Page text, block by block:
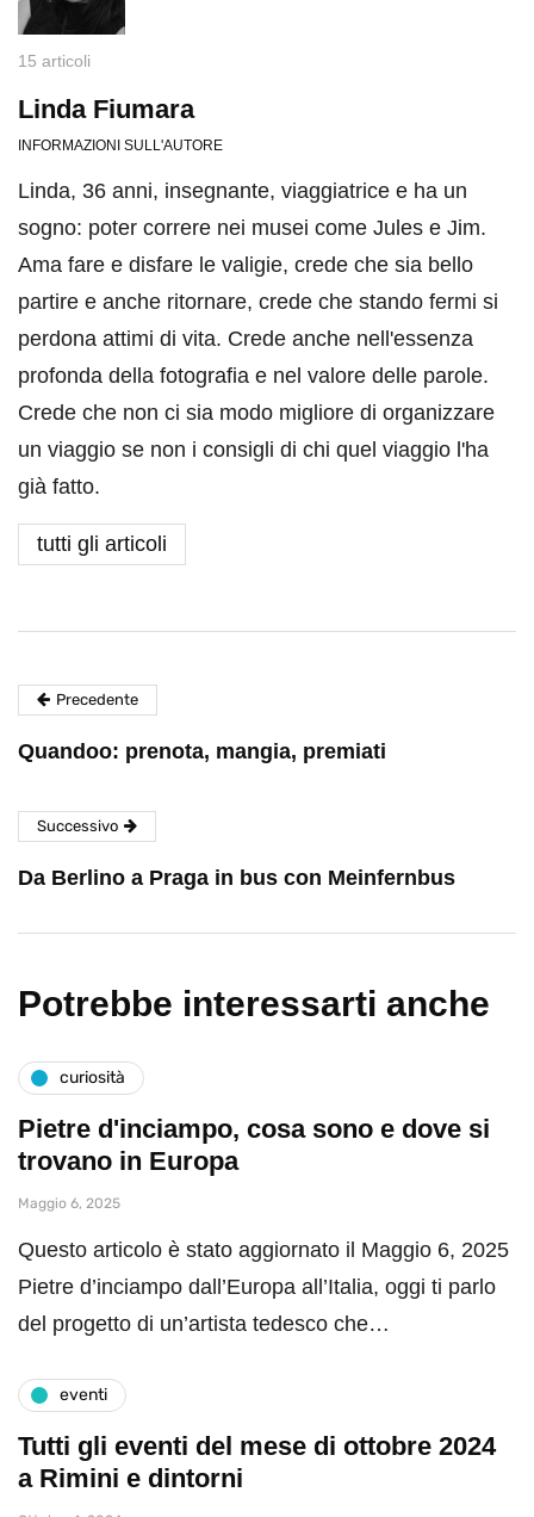
15 articoli
Linda Fiumara
INFORMAZIONI SULL'AUTORE
Linda, 36 anni, insegnante, viaggiatrice e ha un
sogno: poter correre nei musei come Jules e Jim.
Ama fare e disfare le valigie, crede che sia bello
partire e anche ritornare, crede che stando fermi si
perdona attimi di vita. Crede anche nell'essenza
profonda della fotografia e nel valore delle parole.
Crede che non ci sia modo migliore di organizzare
un viaggio se non i consigli di chi quel viaggio l'ha
già fatto.
tutti gli articoli
Precedente
Quandoo: prenota, mangia, premiati
Successivo
Da Berlino a Praga in bus con Meinfernbus
Potrebbe interessarti anche
curiosità
Pietre d'inciampo, cosa sono e dove si
trovano in Europa
Maggio 6, 2025
Questo articolo è stato aggiornato il Maggio 6, 2025
Pietre d’inciampo dall’Europa all’Italia, oggi ti parlo
del progetto di un’artista tedesco che…
eventi
Tutti gli eventi del mese di ottobre 2024
a Rimini e dintorni